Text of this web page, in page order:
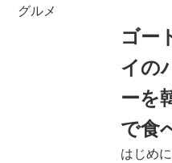
グルメ
ゴー
イの
ーを
で食
はじめ